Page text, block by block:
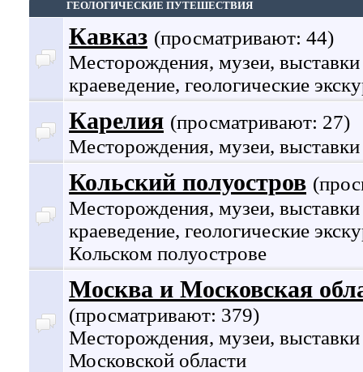
ГЕОЛОГИЧЕСКИЕ ПУТЕШЕСТВИЯ
Кавказ (просматривают: 44)
Месторождения, музеи,
краеведение, геологические
Карелия (просматривают: 27)
Месторождения, музеи,
Кольский полуостров
Месторождения, музеи,
краеведение, геологические
Кольском полуострове
Москва и Московская
(просматривают: 379)
Месторождения, музеи,
Московской области